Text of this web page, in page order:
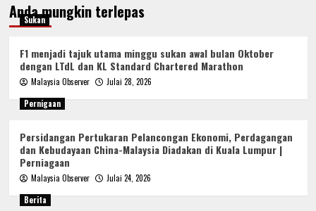
Anda mungkin terlepas
Sukan
F1 menjadi tajuk utama minggu sukan awal bulan Oktober
dengan LTdL dan KL Standard Chartered Marathon
Malaysia Observer
Julai 28, 2026
Pernigaan
Persidangan Pertukaran Pelancongan Ekonomi, Perdagangan
dan Kebudayaan China-Malaysia Diadakan di Kuala Lumpur |
Perniagaan
Malaysia Observer
Julai 24, 2026
Berita